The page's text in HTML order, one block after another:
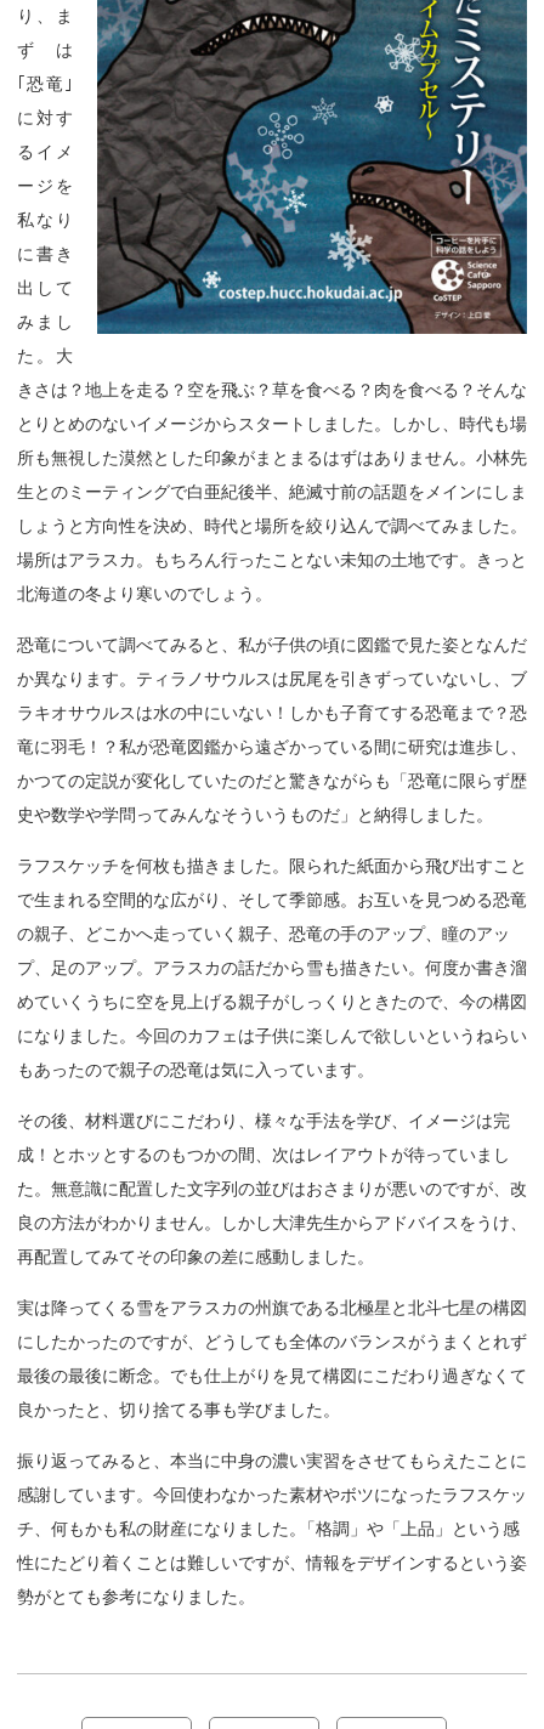
り、ま
ずは
｢恐竜｣
に対す
るイメ
ージを
私なり
に書き
出して
みまし
た。大
きさは？地上を走る？空を飛ぶ？草を食べる？肉を食べる？そんな
とりとめのないイメージからスタートしました。しかし、時代も場
所も無視した漠然とした印象がまとまるはずはありません。小林先
生とのミーティングで白亜紀後半、絶滅寸前の話題をメインにしま
しょうと方向性を決め、時代と場所を絞り込んで調べてみました。
場所はアラスカ。もちろん行ったことない未知の土地です。きっと
北海道の冬より寒いのでしょう。
恐竜について調べてみると、私が子供の頃に図鑑で見た姿となんだ
か異なります。ティラノサウルスは尻尾を引きずっていないし、ブ
ラキオサウルスは水の中にいない！しかも子育てする恐竜まで？恐
竜に羽毛！？私が恐竜図鑑から遠ざかっている間に研究は進歩し、
かつての定説が変化していたのだと驚きながらも「恐竜に限らず歴
史や数学や学問ってみんなそういうものだ」と納得しました。
ラフスケッチを何枚も描きました。限られた紙面から飛び出すこと
で生まれる空間的な広がり、そして季節感。お互いを見つめる恐竜
の親子、どこかへ走っていく親子、恐竜の手のアップ、瞳のアッ
プ、足のアップ。アラスカの話だから雪も描きたい。何度か書き溜
めていくうちに空を見上げる親子がしっくりときたので、今の構図
になりました。今回のカフェは子供に楽しんで欲しいというねらい
もあったので親子の恐竜は気に入っています。
その後、材料選びにこだわり、様々な手法を学び、イメージは完
成！とホッとするのもつかの間、次はレイアウトが待っていまし
た。無意識に配置した文字列の並びはおさまりが悪いのですが、改
良の方法がわかりません。しかし大津先生からアドバイスをうけ、
再配置してみてその印象の差に感動しました。
実は降ってくる雪をアラスカの州旗である北極星と北斗七星の構図
にしたかったのですが、どうしても全体のバランスがうまくとれず
最後の最後に断念。でも仕上がりを見て構図にこだわり過ぎなくて
良かったと、切り捨てる事も学びました。
振り返ってみると、本当に中身の濃い実習をさせてもらえたことに
感謝しています。今回使わなかった素材やボツになったラフスケッ
チ、何もかも私の財産になりました 。
「格調」や「上品」という感
性にたどり着くことは難しいですが、情報をデザインするという姿
勢がとても参考になりました。
投